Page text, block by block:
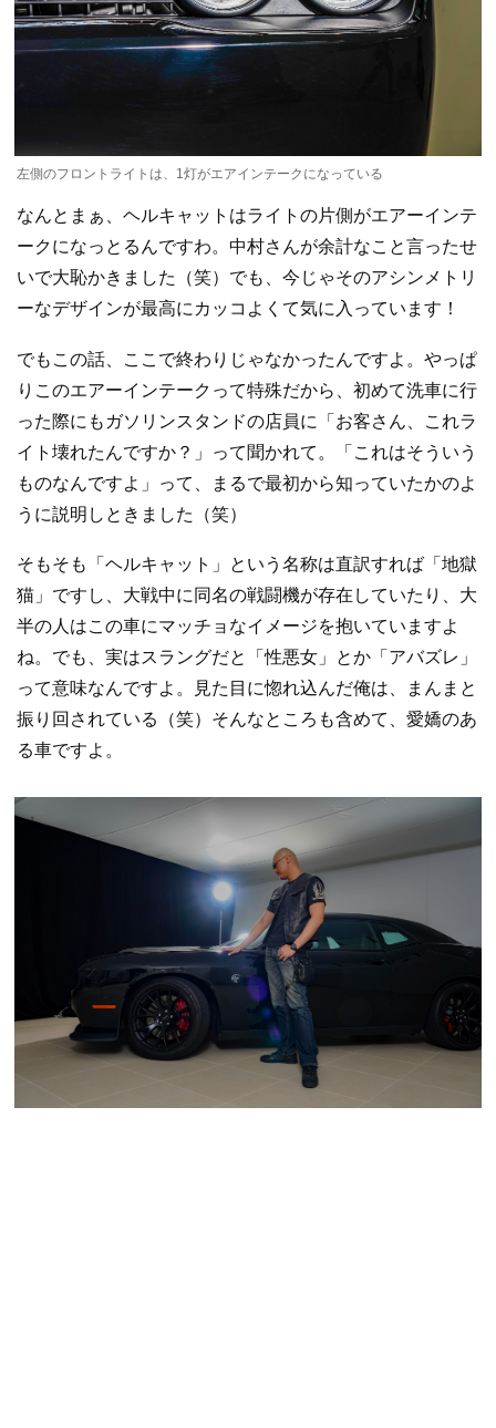
左側のフロントライトは、1灯がエアインテークになっている
なんとまぁ、ヘルキャットはライトの片側がエアーインテ
ークになっとるんですわ。中村さんが余計なこと言ったせ
いで大恥かきました（笑）でも、今じゃそのアシンメトリ
ーなデザインが最高にカッコよくて気に入っています！
でもこの話、ここで終わりじゃなかったんですよ。やっぱ
りこのエアーインテークって特殊だから、初めて洗車に行
った際にもガソリンスタンドの店員に「お客さん、これラ
イト壊れたんですか？」って聞かれて。「これはそういう
ものなんですよ」って、まるで最初から知っていたかのよ
うに説明しときました（笑）
そもそも「ヘルキャット」という名称は直訳すれば「地獄
猫」ですし、大戦中に同名の戦闘機が存在していたり、大
半の人はこの車にマッチョなイメージを抱いていますよ
ね。でも、実はスラングだと「性悪女」とか「アバズレ」
って意味なんですよ。見た目に惚れ込んだ俺は、まんまと
振り回されている（笑）そんなところも含めて、愛嬌のあ
る車ですよ。